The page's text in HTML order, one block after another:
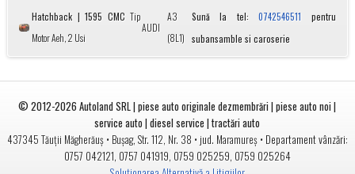
Hatchback | 1595 CMC Tip
Motor Aeh, 2 Usi
AUDI
A3
(8L1)
Sună la tel:0742546511
pentru
subansamble si caroserie
© 2012-2026Autoland SRL | piese auto originale dezmembrări | piese auto noi |
service auto | diesel service | tractări auto
437345 Tăuții Măgherăuș• Bușag, Str. 112, Nr. 38 • jud. Maramureș • Departament vânzări:
0757 042121, 0757 041919, 0759 025259, 0759 025264